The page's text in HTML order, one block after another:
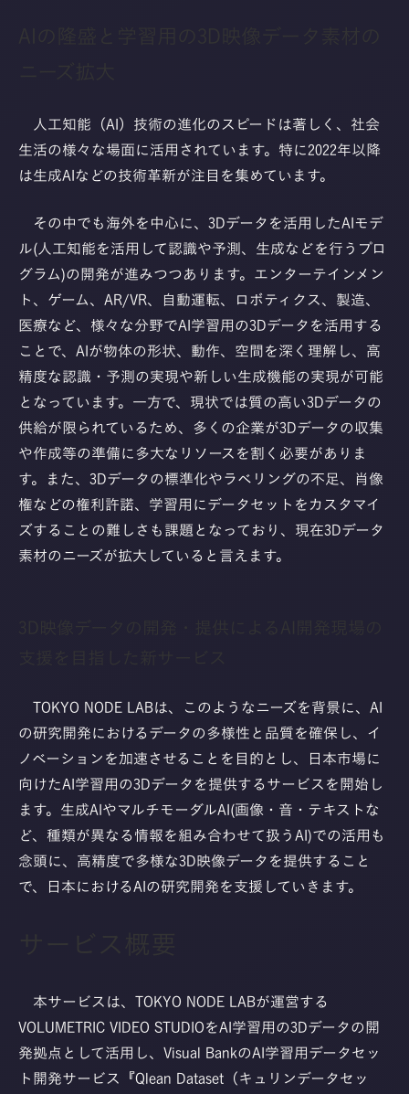
人工知能（AI）技術の進化のスピードは著しく、社会
生活の様々な場面に活用されています。特に2022年以降
は生成AIなどの技術革新が注目を集めています。
その中でも海外を中心に、3Dデータを活用したAIモデ
ル(人工知能を活用して認識や予測、生成などを行うプロ
グラム)の開発が進みつつあります。エンターテインメン
ト、ゲーム、AR/VR、自動運転、ロボティクス、製造、
医療など、様々な分野でAI学習用の3Dデータを活用する
ことで、AIが物体の形状、動作、空間を深く理解し、高
精度な認識・予測の実現や新しい生成機能の実現が可能
となっています。一方で、現状では質の高い3Dデータの
供給が限られているため、多くの企業が3Dデータの収集
や作成等の準備に多大なリソースを割く必要がありま
す。また、3Dデータの標準化やラベリングの不足、肖像
権などの権利許諾、学習用にデータセットをカスタマイ
ズすることの難しさも課題となっており、現在3Dデータ
素材のニーズが拡大していると言えます。
TOKYO NODE LABは、このようなニーズを背景に、AI
の研究開発におけるデータの多様性と品質を確保し、イ
ノベーションを加速させることを目的とし、日本市場に
向けたAI学習用の3Dデータを提供するサービスを開始し
ます。生成AIやマルチモーダルAI(画像・音・テキストな
ど、種類が異なる情報を組み合わせて扱うAI)での活用も
念頭に、高精度で多様な3D映像データを提供すること
で、日本におけるAIの研究開発を支援していきます。
本サービスは、TOKYO NODE LABが運営する
VOLUMETRIC VIDEO STUDIOをAI学習用の3Dデータの開
発拠点として活用し、Visual BankのAI学習用データセッ
ト開発サービス『Qlean Dataset（キュリンデータセッ